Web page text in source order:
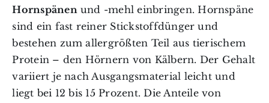
Hornspänenund -mehl einbringen. Hornspäne
sind ein fast reiner Stickstoffdünger und
bestehen zum allergrößten Teil aus tierischem
Protein – den Hörnern von Kälbern. Der Gehalt
variiert je nach Ausgangsmaterial leicht und
liegt bei 12 bis 15 Prozent. Die Anteile von